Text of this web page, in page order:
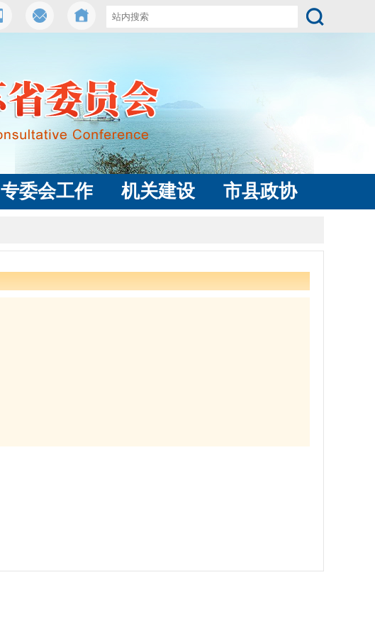
专委会工作 机关建设 市县政协